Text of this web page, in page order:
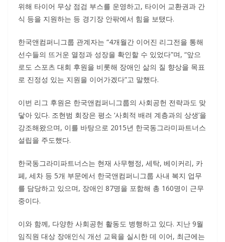
위해 타이어 무상 점검 부스를 운영하고, 타이어 교환권과 간
식 등을 지원하는 등 경기장 안팎에서 힘을 보탰다.
한국앤컴퍼니그룹 관계자는 “4개월간 이어진 리그전을 통해
선수들의 뜨거운 열정과 성장을 확인할 수 있었다”며, “앞으
로도 스포츠 대회 후원을 비롯해 장애인 삶의 질 향상을 목표
로 진정성 있는 지원을 이어가겠다”고 말했다.
이번 리그 후원은 한국앤컴퍼니그룹의 사회공헌 전략과도 맞
닿아 있다. 조현범 회장은 평소 ‘사회적 배려 계층과의 상생’을
강조해왔으며, 이를 바탕으로 2015년 한국동그라미파트너스
설립을 주도했다.
한국동그라미파트너스는 현재 사무행정, 세탁, 베이커리, 카
페, 세차 등 5개 부문에서 한국앤컴퍼니그룹 사내 복지 업무
를 담당하고 있으며, 장애인 87명을 포함해 총 160명이 근무
중이다.
이와 함께, 다양한 사회공헌 활동도 병행하고 있다. 지난 9월
임직원 대상 장애인식 개선 교육을 실시한 데 이어, 최근에는